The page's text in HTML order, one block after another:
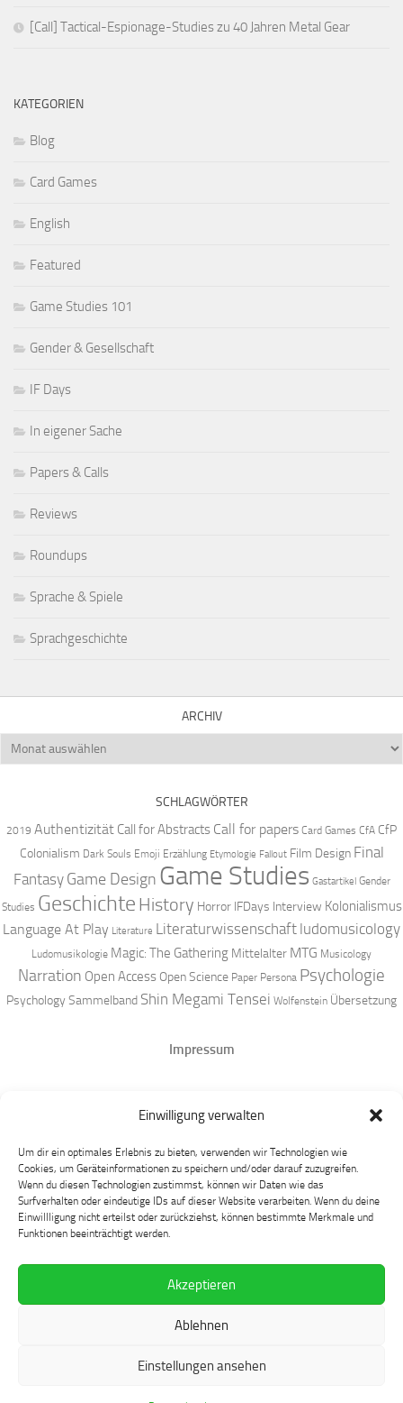
Einwilligung verwalten
Um dir ein optimales Erlebnis zu bieten, verwenden wir Technologien wie
Cookies, um Geräteinformationen zu speichern und/oder darauf zuzugreifen.
Wenn du diesen Technologien zustimmst, können wir Daten wie das
Surfverhalten oder eindeutige IDs auf dieser Website verarbeiten. Wenn du deine
Einwillligung nicht erteilst oder zurückziehst, können bestimmte Merkmale und
Funktionen beeinträchtigt werden.
Akzeptieren
Ablehnen
Einstellungen ansehen
[Call] Tactical-Espionage-Studies zu 40 Jahren Metal Gear
KATEGORIEN
Blog
Card Games
English
Featured
Game Studies 101
Gender & Gesellschaft
IF Days
In eigener Sache
Papers & Calls
Reviews
Roundups
Sprache & Spiele
Sprachgeschichte
ARCHIV
Archiv
SCHLAGWÖRTER
2019 Authentizität Call for Abstracts Call for papers Card Games CfA CfP
Colonialism Dark Souls Emoji Erzählung Etymologie Fallout Film Design Final
Fantasy Game Design Game Studies Gastartikel Gender
Studies Geschichte History Horror IFDays Interview Kolonialismus
Language At Play Literature Literaturwissenschaft ludomusicology
Ludomusikologie Magic: The Gathering Mittelalter MTG Musicology
Narration Open Access Open Science Paper Persona Psychologie
PsychologySammelband Shin Megami Tensei Wolfenstein Übersetzung
Impressum
Mastodon